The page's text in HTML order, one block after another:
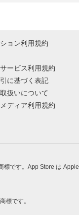
ョン利用規約
ービス利用規約
に基づく表記
扱いについて
ディア利用規約
です。App Store は Apple
標です。